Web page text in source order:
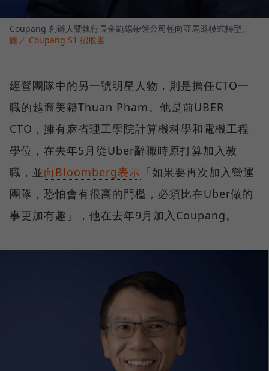
Coupang 創辦人暨執行長金範錫帶領公司朝向亞馬遜模式轉型。
圖／ Coupang S1 招股書
經營團隊中的另一號明星人物，則是擔任CTO一
職的越裔美籍Thuan Pham。他是前UBER
CTO，擁有麻省理工學院計算機科學和電機工程
學位，在去年5月從Uber辭職時原打算加入教
職，並向Bloomberg表示 「如果要再次加入營運
團隊，恐怕會有很高的門檻，必須比在Uber做的
事更加有趣」，他在去年9月加入Coupang。